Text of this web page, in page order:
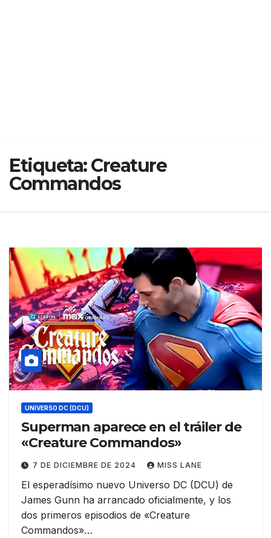
Etiqueta:Creature
Commandos
UNIVERSO DC (DCU)
Superman aparece en el tráiler de
«Creature Commandos»
7 DE DICIEMBRE DE 2024 MISS LANE
El esperadísimo nuevo Universo DC (DCU) de
James Gunn ha arrancado oficialmente, y los
dos primeros episodios de «Creature
Commandos»…